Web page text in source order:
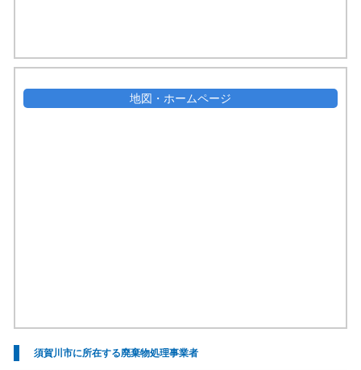
地図・ホームページ
須賀川市に所在する廃棄物処理事業者